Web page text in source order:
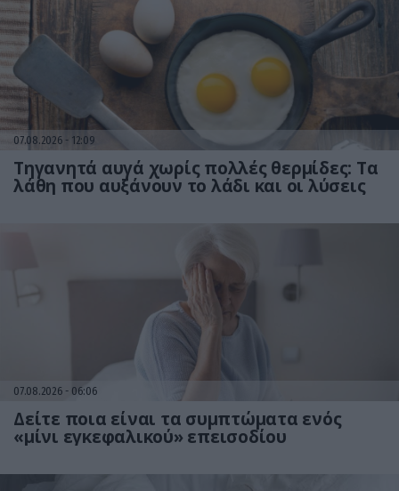
07.08.2026 12:09
Τηγανητά αυγά χωρίς πολλές θερμίδες: Τα
λάθη που αυξάνουν το λάδι και οι λύσεις
07.08.2026 06:06
Δείτε ποια είναι τα συμπτώματα ενός
«μίνι εγκεφαλικού» επεισοδίου